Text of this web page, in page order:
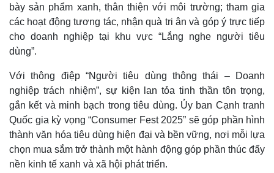
bày sản phẩm xanh, thân thiện với môi trường; tham gia
các hoạt động tương tác, nhận quà tri ân và góp ý trực tiếp
cho doanh nghiệp tại khu vực “Lắng nghe người tiêu
dùng”.
Với thông điệp “Người tiêu dùng thông thái – Doanh
nghiệp trách nhiệm”, sự kiện lan tỏa tinh thần tôn trọng,
gắn kết và minh bạch trong tiêu dùng. Ủy ban Cạnh tranh
Quốc gia kỳ vọng “Consumer Fest 2025” sẽ góp phần hình
thành văn hóa tiêu dùng hiện đại và bền vững, nơi mỗi lựa
chọn mua sắm trở thành một hành động góp phần thúc đẩy
nền kinh tế xanh và xã hội phát triển.